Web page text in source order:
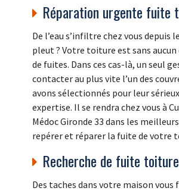
Réparation urgente fuite
De l’eau s’infiltre chez vous depuis
pleut ? Votre toiture est sans
de fuites. Dans ces cas-là, un seul
contacter au plus vite l’un des
avons sélectionnés pour leur
expertise. Il se rendra chez vous à
Médoc Gironde 33 dans les
repérer et réparer la fuite de votre
Recherche de fuite toiture
Des taches dans votre maison vous